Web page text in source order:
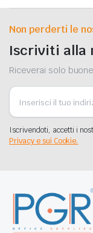
Non perderti le
Iscriviti alla
Riceverai solo
Iscrivendoti, accetti i
Privacy e sui Cookie.